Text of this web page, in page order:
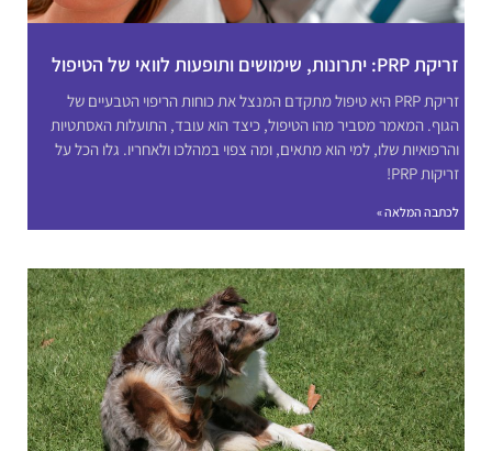
זריקת PRP: יתרונות, שימושים ותופעות לוואי של הטיפול
זריקת PRP היא טיפול מתקדם המנצל את כוחות הריפוי הטבעיים של
הגוף. המאמר מסביר מהו הטיפול, כיצד הוא עובד, התועלות האסתטיות
והרפואיות שלו, למי הוא מתאים, ומה צפוי במהלכו ולאחריו. גלו הכל על
זריקות PRP!
לכתבה המלאה »